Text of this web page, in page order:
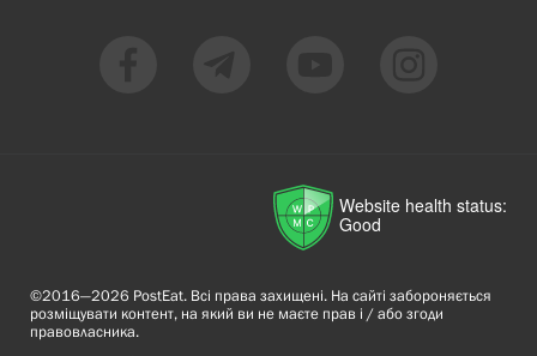
Website health status:
Good
©2016—2026 PostEat. Всі права захищені. На сайті забороняється
розміщувати контент, на який ви не маєте прав і / або згоди
правовласника.